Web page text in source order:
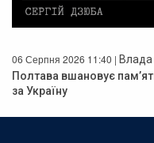
06 Серпня 2026 11:40 | Влада
Полтава вшановує
за Україну